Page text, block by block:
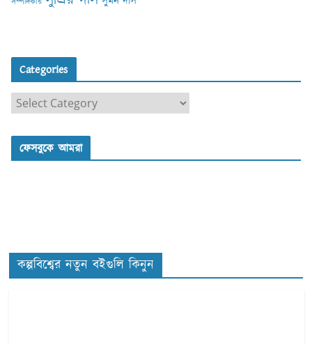
Categories
a
t
s
ফেসবুকে আমরা
কল্পবিশ্বের নতুন বইগুলি কিনুন